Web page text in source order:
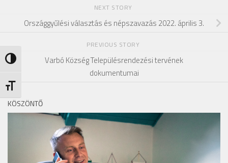
Nagy kontraszt váltása
Betűméret váltása
NEXT STORY
Országgyűlési választás és népszavazás 2022. április 3.
PREVIOUS STORY
Varbó Község Településrendezési tervének
dokumentumai
KÖSZÖNTŐ